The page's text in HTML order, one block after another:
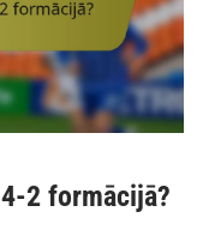
2 formācijā?